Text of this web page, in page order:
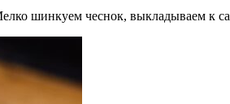
шинкуем чеснок, выкладываем к